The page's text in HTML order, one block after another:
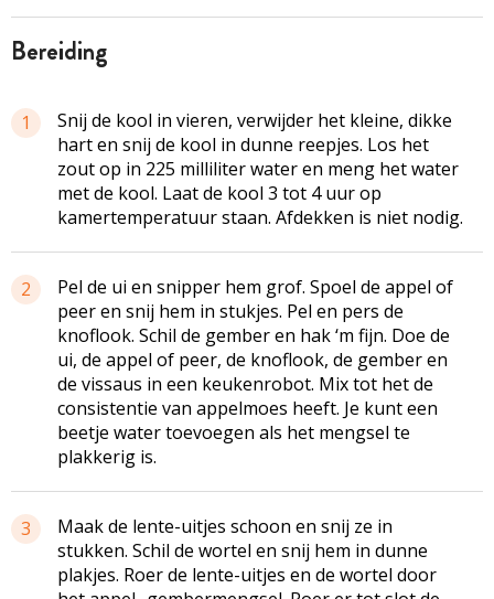
bereiding
1
Snij de kool in vieren, verwijder het kleine, dikke
hart en snij de kool in dunne reepjes. Los het
zout op in 225 milliliter water en meng het water
met de kool. Laat de kool 3 tot 4 uur op
kamertemperatuur staan. Afdekken is niet nodig.
2
Pel de ui en snipper hem grof. Spoel de appel of
peer en snij hem in stukjes. Pel en pers de
knoflook. Schil de gember en hak ‘m fijn. Doe de
ui, de appel of peer, de knoflook, de gember en
de vissaus in een keukenrobot. Mix tot het de
consistentie van appelmoes heeft. Je kunt een
beetje water toevoegen als het mengsel te
plakkerig is.
3
Maak de lente-uitjes schoon en snij ze in
stukken. Schil de wortel en snij hem in dunne
plakjes. Roer de lente-uitjes en de wortel door